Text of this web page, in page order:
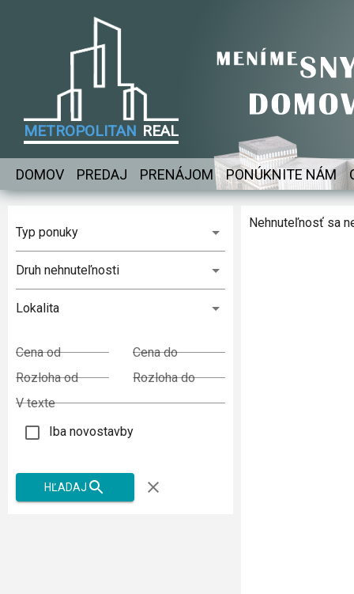
METROPOLITAN REAL
DOMOV PREDAJ PRENÁJOM PONÚKNITE NÁM
Typ ponuky
Druh nehnuteľnosti
Lokalita
Cena od
Cena do
Rozloha od
Rozloha do
V texte
Iba novostavby
HĽADAJ
Nehnuteľnosť sa